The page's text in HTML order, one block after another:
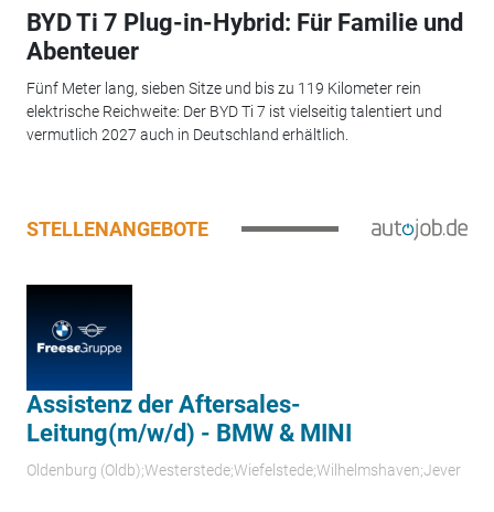
BYD Ti 7 Plug-in-Hybrid: Für Familie und
Abenteuer
Fünf Meter lang, sieben Sitze und bis zu 119 Kilometer rein
elektrische Reichweite: Der BYD Ti 7 ist vielseitig talentiert und
vermutlich 2027 auch in Deutschland erhältlich.
STELLENANGEBOTE
Assistenz der Aftersales-
Leitung(m/w/d) - BMW & MINI
Oldenburg (Oldb);Westerstede;Wiefelstede;Wilhelmshaven;Jever